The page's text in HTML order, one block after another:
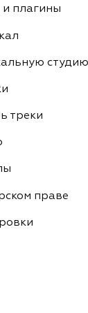
плагины
треки
праве